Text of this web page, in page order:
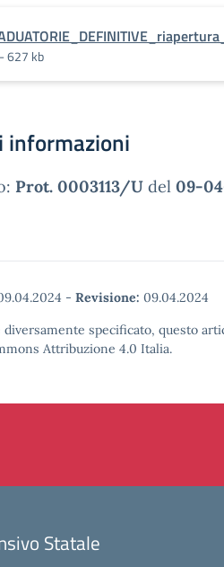
627 kb
informazioni
Prot. 0003113/U del 09-
- Revisione: 09.04.2024
diversamente specificato, questo
Attribuzione 4.0 Italia.
Statale